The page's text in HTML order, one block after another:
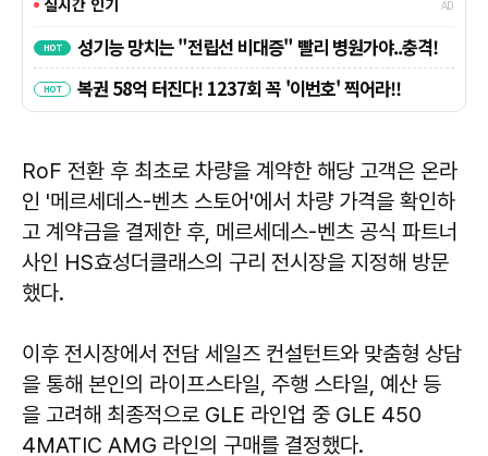
RoF 전환 후 최초로 차량을 계약한 해당 고객은 온라
인 '메르세데스-벤츠 스토어'에서 차량 가격을 확인하
고 계약금을 결제한 후, 메르세데스-벤츠 공식 파트너
사인 HS효성더클래스의 구리 전시장을 지정해 방문
했다.
이후 전시장에서 전담 세일즈 컨설턴트와 맞춤형 상담
을 통해 본인의 라이프스타일, 주행 스타일, 예산 등
을 고려해 최종적으로 GLE 라인업 중 GLE 450
4MATIC AMG 라인의 구매를 결정했다.